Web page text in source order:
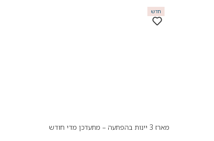
חדש
מארז 3 יינות בהפתעה – מתעדכן מדי חודש